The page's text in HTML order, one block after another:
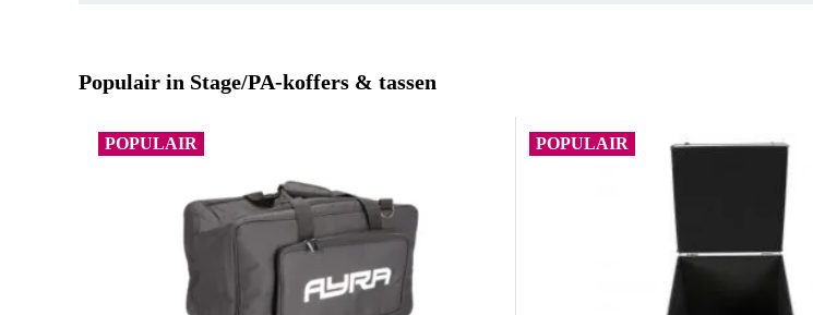
Populair in Stage/PA-koffers & tassen
POPULAIR POPULAIR